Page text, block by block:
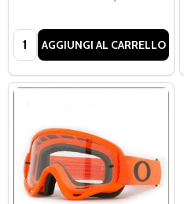
Quantità:AGGIUNGI AL CARRELLO